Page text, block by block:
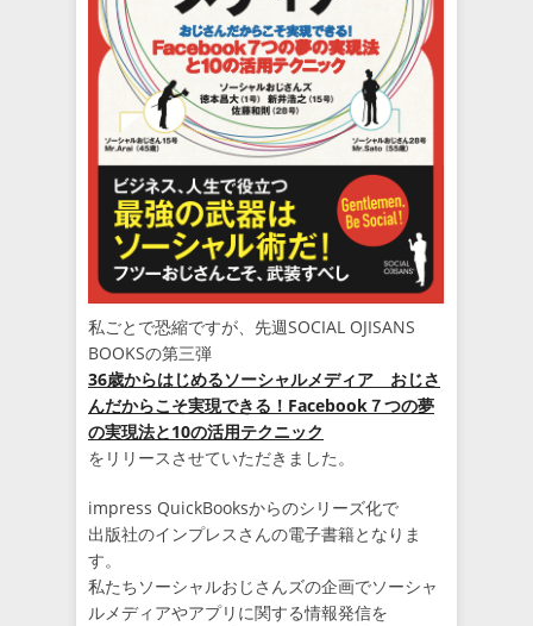
私ごとで恐縮ですが、先週SOCIAL OJISANS
BOOKSの第三弾
36歳からはじめるソーシャルメディア おじさ
んだからこそ実現できる！Facebook７つの夢
の実現法と10の活用テクニック
をリリースさせていただきました。
impress QuickBooksからのシリーズ化で
出版社のインプレスさんの電子書籍となりま
す。
私たちソーシャルおじさんズの企画でソーシャ
ルメディアやアプリに関する情報発信を